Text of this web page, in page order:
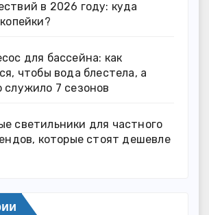
в 2026 году: куда
для бассейна: как
чтобы вода блестела, а
служило 7 сезонов
светильники для частного
которые стоят дешевле